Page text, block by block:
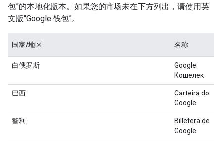
包”的本地化版本。如果您的市场未在下方列出，请使用英
文版“Google 钱包”。
国家/地区 名称
白俄罗斯
Google
Кошелек
巴西
Carteira do
Google
智利
Billetera de
Google